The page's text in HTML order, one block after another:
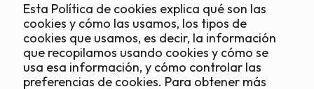
Esta Política de cookies explica qué son las
cookies y cómo las usamos, los tipos de
cookies que usamos, es decir, la información
que recopilamos usando cookies y cómo se
usa esa información, y cómo controlar las
preferencias de cookies. Para obtener más